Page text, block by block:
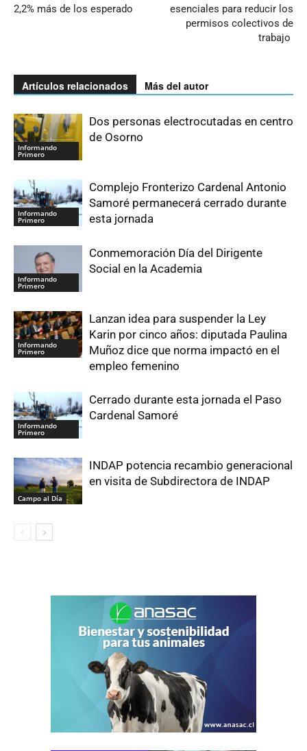
2,2% más de los esperado
esenciales para reducir los
permisos colectivos de
trabajo
Artículos relacionados Más del autor
Informando
Primero
Dos personas electrocutadas en centro
de Osorno
Informando
Primero
Complejo Fronterizo Cardenal Antonio
Samoré permanecerá cerrado durante
esta jornada
Informando
Primero
Conmemoración Día del Dirigente
Social en la Academia
Informando
Primero
Lanzan idea para suspender la Ley
Karin por cinco años: diputada Paulina
Muñoz dice que norma impactó en el
empleo femenino
Informando
Primero
Cerrado durante esta jornada el Paso
Cardenal Samoré
Campo al Día
INDAP potencia recambio generacional
en visita de Subdirectora de INDAP